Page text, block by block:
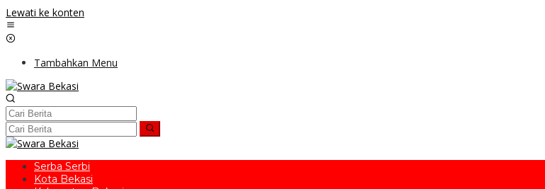
Lewati ke konten
Tambahkan Menu
Serba Serbi
Kota Bekasi